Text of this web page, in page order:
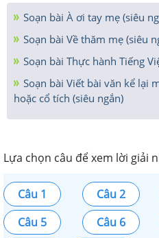
Soạn bài À ơi tay mẹ (siêu
Soạn bài Về thăm mẹ (siêu
Soạn bài Thực hành Tiếng
Soạn bài Viết bài văn kể lại
hoặc cổ tích (siêu ngắn)
Lựa chọn câu để xem lời giải
Câu 1 Câu 2
Câu 5
Câu 6